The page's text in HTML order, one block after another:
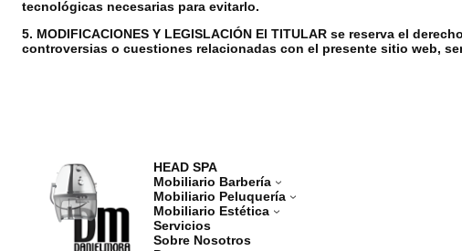
tecnológicas necesarias para evitarlo.
5. MODIFICACIONES Y LEGISLACIÓN El TITULAR se reserva el
controversias o cuestiones relacionadas con el presente sitio web,
HEAD SPA
Mobiliario Barbería
Mobiliario Peluquería
Mobiliario Estética
Servicios
Sobre Nosotros